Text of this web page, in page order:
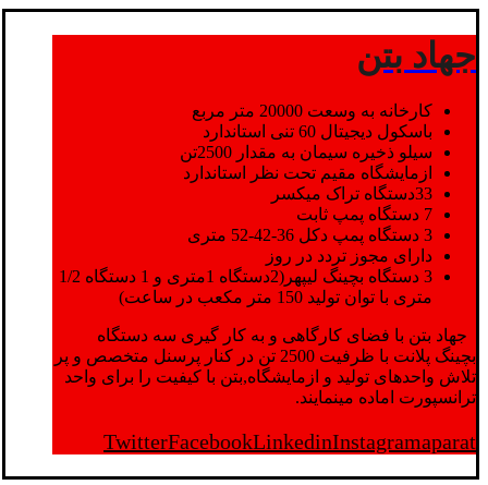
جهاد بتن
کارخانه به وسعت 20000 متر مربع
باسکول دیجیتال 60 تنی استاندارد
سیلو ذخیره سیمان به مقدار 2500تن
ازمایشگاه مقیم تحت نظر استاندارد
33دستگاه تراک میکسر
7 دستگاه پمپ ثابت
3 دستگاه پمپ دکل 36-42-52 متری
دارای مجوز تردد در روز
3 دستگاه بچینگ لیپهر(2دستگاه 1متری و 1 دستگاه 1/2
متری با توان تولید 150 متر مکعب در ساعت)
جهاد بتن با فضای کارگاهی و به کار گیری سه دستگاه
بچینگ پلانت با ظرفیت 2500 تن در کنار پرسنل متخصص و پر
تلاش واحدهای تولید و ازمایشگاه,بتن با کیفیت را برای واحد
ترانسپورت اماده مینمایند.
TwitterFacebookLinkedinInstagramaparat